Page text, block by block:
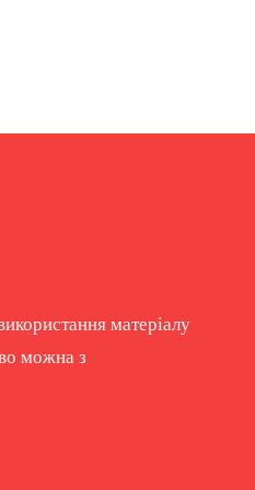
матеріалу
можна з